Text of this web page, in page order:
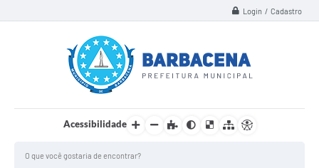
Login / Cadastro
Acessibilidade